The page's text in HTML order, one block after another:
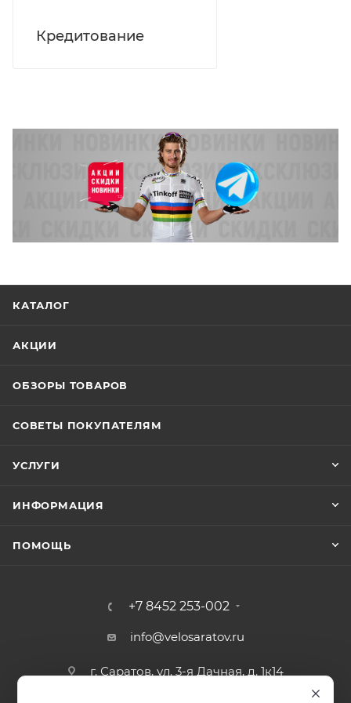
Кредитование
КАТАЛОГ
АКЦИИ
ОБЗОРЫ ТОВАРОВ
СОВЕТЫ ПОКУПАТЕЛЯМ
УСЛУГИ
ИНФОРМАЦИЯ
ПОМОЩЬ
+7 8452 253-002
info@velosaratov.ru
г. Саратов, ул. 3-я Дачная, д. 1к14